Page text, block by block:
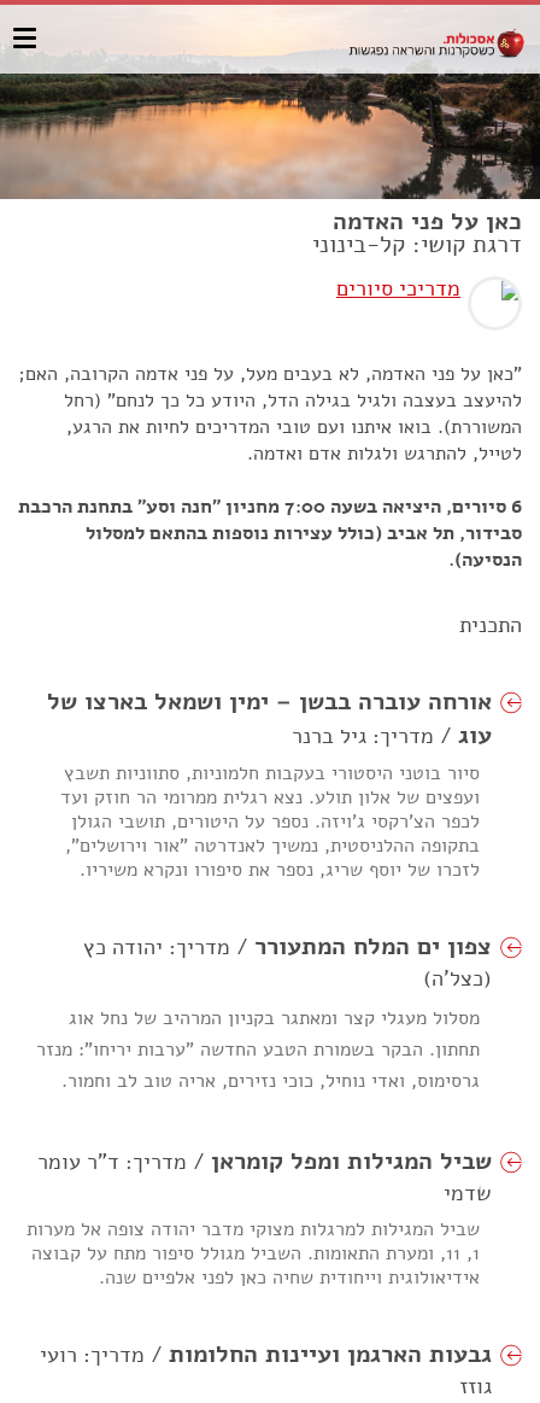
כאן על פני האדמה
דרגת קושי: קל-בינוני
מדריכי סיורים
"כאן על פני האדמה, לא בעבים מעל, על פני אדמה הקרובה, האם;
להיעצב בעצבה ולגיל בגילה הדל, היודע כל כך לנחם" (רחל
המשוררת). בואו איתנו ועם טובי המדריכים לחיות את הרגע,
לטייל, להתרגש ולגלות אדם ואדמה.
6 סיורים, היציאה בשעה 7:00 מחניון "חנה וסע" בתחנת הרכבת
סבידור, תל אביב (כולל עצירות נוספות בהתאם למסלול
הנסיעה).
התכנית
אורחה עוברה בבשן – ימין ושמאל בארצו של
עוג / מדריך: גיל ברנר
סיור בוטני היסטורי בעקבות חלמוניות, סתווניות תשבץ
ועפצים של אלון תולע. נצא רגלית ממרומי הר חוזק ועד
לכפר הצ'רקסי ג'ויזה. נספר על היטורים, תושבי הגולן
בתקופה ההלניסטית, נמשיך לאנדרטה "אור וירושלים",
לזכרו של יוסף שריג, נספר את סיפורו ונקרא משיריו.
צפון ים המלח המתעורר / מדריך: יהודה כץ
(כצל'ה)
מסלול מעגלי קצר ומאתגר בקניון המרהיב של נחל אוג
תחתון. הבקר בשמורת הטבע החדשה "ערבות יריחו": מנזר
גרסימוס, ואדי נוחיל, כוכי נזירים, אריה טוב לב וחמור.
שביל המגילות ומפל קומראן / מדריך: ד"ר עומר
שדמי
שביל המגילות למרגלות מצוקי מדבר יהודה צופה אל מערות
1, 11, ומערת התאומות. השביל מגולל סיפור מתח על קבוצה
אידיאולוגית וייחודית שחיה כאן לפני אלפיים שנה.
גבעות הארגמן ועיינות החלומות / מדריך: רועי
גוזז